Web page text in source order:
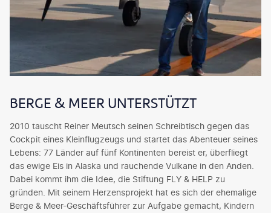
BERGE & MEER UNTERSTÜTZT
2010 tauscht Reiner Meutsch seinen Schreibtisch gegen das
Cockpit eines Kleinflugzeugs und startet das Abenteuer seines
Lebens: 77 Länder auf fünf Kontinenten bereist er, überfliegt
das ewige Eis in Alaska und rauchende Vulkane in den Anden.
Dabei kommt ihm die Idee, die Stiftung FLY & HELP zu
gründen. Mit seinem Herzensprojekt hat es sich der ehemalige
Berge & Meer-Geschäftsführer zur Aufgabe gemacht, Kindern